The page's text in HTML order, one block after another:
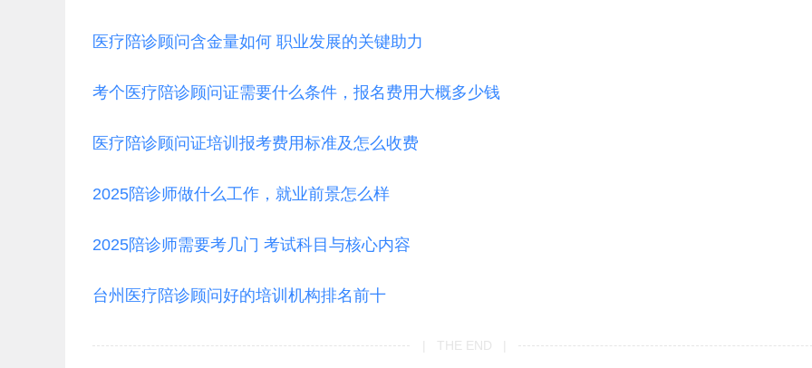
医疗陪诊顾问含金量如何 职业发展的关键助力
考个医疗陪诊顾问证需要什么条件，报名费用大概多少钱
医疗陪诊顾问证培训报考费用标准及怎么收费
2025陪诊师做什么工作，就业前景怎么样
2025陪诊师需要考几门 考试科目与核心内容
台州医疗陪诊顾问好的培训机构排名前十
| THE END |